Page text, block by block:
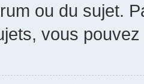
ou du sujet.
vous